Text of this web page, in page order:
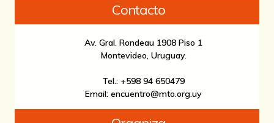
Contacto
Av. Gral. Rondeau 1908 Piso 1
Montevideo, Uruguay.
Tel.: +598 94 650479
Email: encuentro@mto.org.uy